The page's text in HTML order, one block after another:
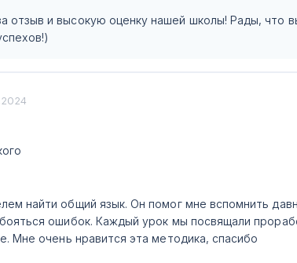
отзыв и высокую оценку нашей школы! Рады, что
найти общий язык. Он помог мне вспомнить
ошибок. Каждый урок мы посвящали
Мне очень нравится эта методика, спасибо